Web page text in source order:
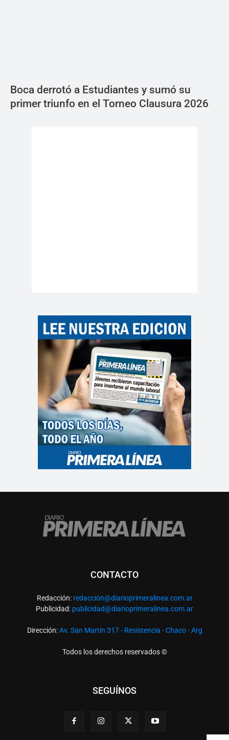
Boca derrotó a Estudiantes y sumó su
primer triunfo en el Torneo Clausura 2026
CONTACTO
Redacción: redacción@diarioprimeralinea.com.ar
Publicidad: publicidad@diarioprimeralinea.com.ar
Dirección:Av. San Martín 317 - Resistencia - Chaco - Arg
Todos los derechos reservados ©
SEGUÍNOS